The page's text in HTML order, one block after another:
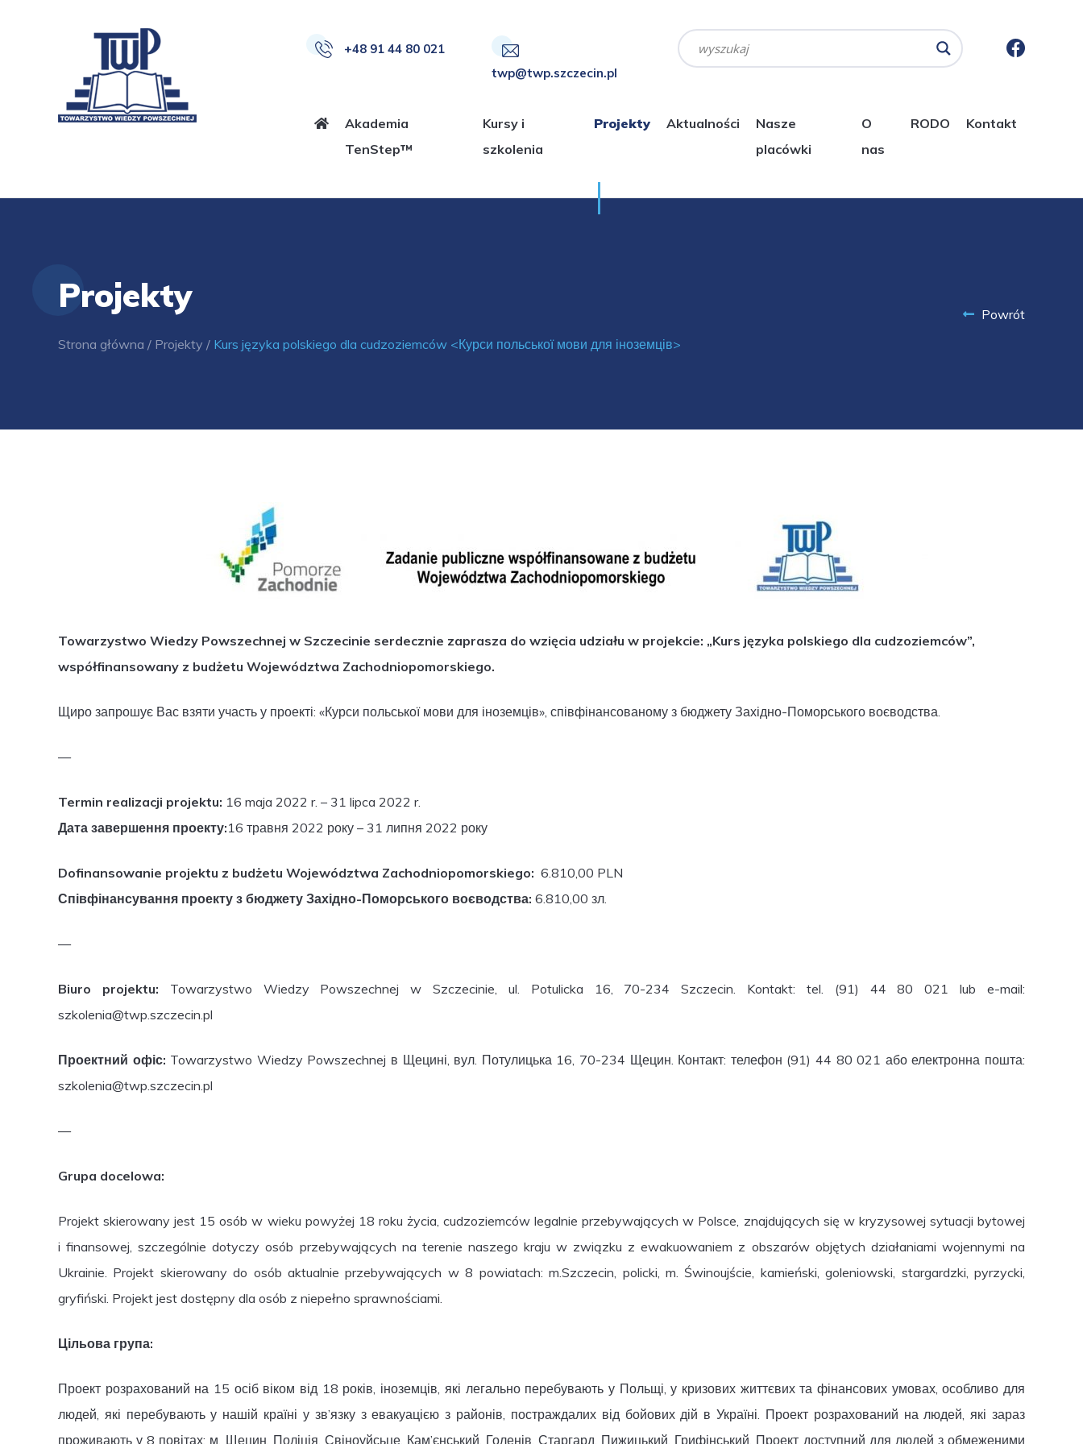
+48 91 44 80 021
twp@twp.szczecin.pl
Akademia
TenStep™
Kursy i
szkolenia
Projekty Aktualności
Nasze
placówki
O
nas
RODO Kontakt
Projekty
Strona główna / Projekty / Kurs języka polskiego dla cudzoziemców <Курси польської мови для іноземців>
Powrót
Towarzystwo Wiedzy Powszechnej w Szczecinie serdecznie zaprasza do wzięcia udziału w projekcie: „Kurs języka polskiego dla cudzoziemców”,
współfinansowany z budżetu Województwa Zachodniopomorskiego.
Щиро запрошує Вас взяти участь у проекті: «Курси польської мови для іноземців», співфінансованому з бюджету Західно-Поморського воєводства.
—
Termin realizacji projektu: 16 maja 2022 r. – 31 lipca 2022 r.
Дата завершення проекту:16 травня 2022 року – 31 липня 2022 року
Dofinansowanie projektu z budżetu Województwa Zachodniopomorskiego: 6.810,00 PLN
Співфінансування проекту з бюджету Західно-Поморського воєводства: 6.810,00 зл.
—
Biuro projektu: Towarzystwo Wiedzy Powszechnej w Szczecinie, ul. Potulicka 16, 70-234 Szczecin. Kontakt: tel. (91) 44 80 021 lub e-mail:
szkolenia@twp.szczecin.pl
Проектний офіс: Towarzystwo Wiedzy Powszechnej в Щецині, вул. Потулицька 16, 70-234 Щецин. Контакт: телефон (91) 44 80 021 або електронна пошта:
szkolenia@twp.szczecin.pl
—
Grupa docelowa:
Projekt skierowany jest 15 osób w wieku powyżej 18 roku życia, cudzoziemców legalnie przebywających w Polsce, znajdujących się w kryzysowej sytuacji bytowej
i finansowej, szczególnie dotyczy osób przebywających na terenie naszego kraju w związku z ewakuowaniem z obszarów objętych działaniami wojennymi na
Ukrainie. Projekt skierowany do osób aktualnie przebywających w 8 powiatach: m.Szczecin, policki, m. Świnoujście, kamieński, goleniowski, stargardzki, pyrzycki,
gryfiński. Projekt jest dostępny dla osób z niepełno sprawnościami.
Цільова група:
Проект розрахований на 15 осіб віком від 18 років, іноземців, які легально перебувають у Польщі, у кризових життєвих та фінансових умовах, особливо для
людей, які перебувають у нашій країні у зв’язку з евакуацією з районів, постраждалих від бойових дій в Україні. Проект розрахований на людей, які зараз
проживають у 8 повітах: м. Щецин, Поліція, Свіноуйсьце, Кам’єнський, Голенів, Старгард, Пижицький, Грифінський. Проект доступний для людей з обмеженими